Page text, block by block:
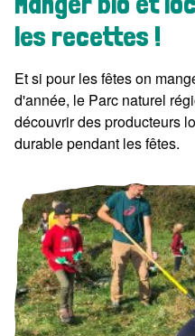
les recettes !
Et si pour les fêtes on
d'année, le Parc naturel
découvrir des producteurs
durable pendant les fêtes.